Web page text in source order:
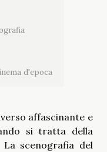
d'epoca
affascinante e
si tratta della
scenografia del